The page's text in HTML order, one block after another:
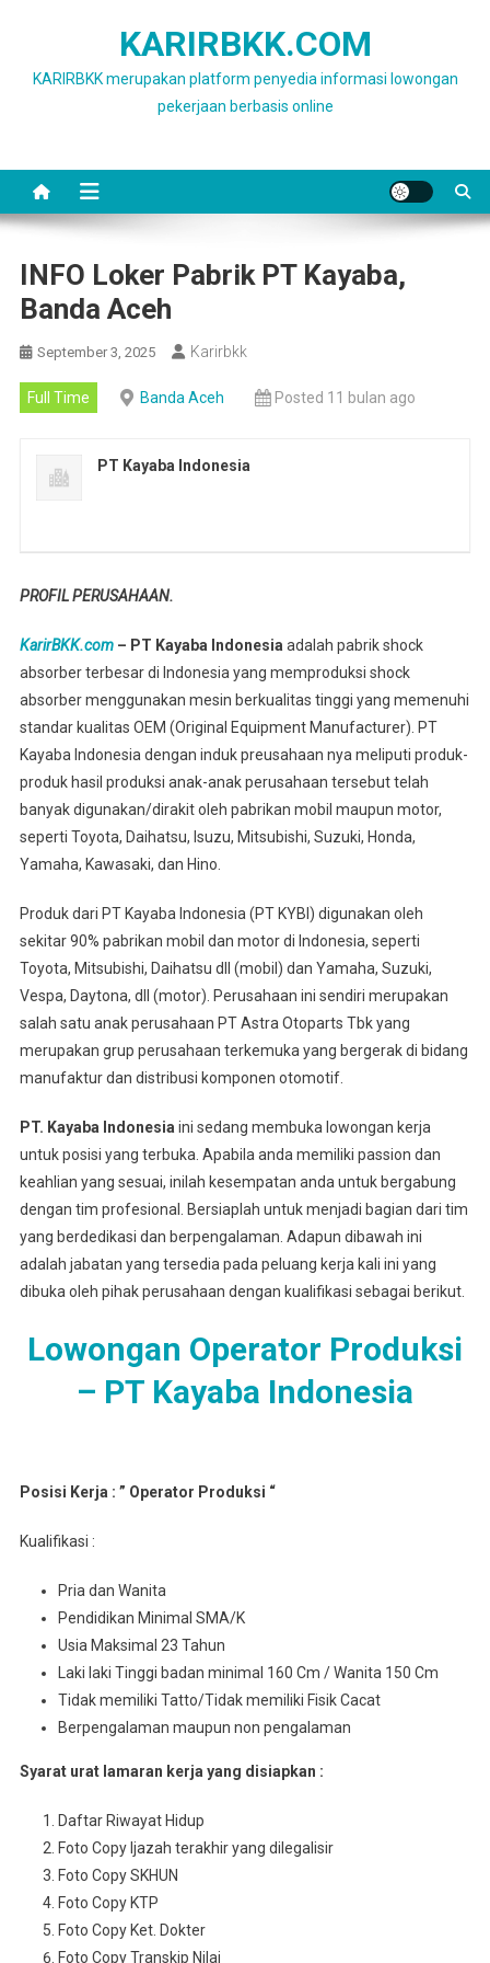
KARIRBKK.COM
KARIRBKK merupakan platform penyedia informasi lowongan
pekerjaan berbasis online
INFO Loker Pabrik PT Kayaba,
Banda Aceh
September 3, 2025 Karirbkk
Full Time Banda Aceh Posted 11 bulan ago
PT Kayaba Indonesia
PROFIL PERUSAHAAN.
KarirBKK.com– PT Kayaba Indonesia adalah pabrik shock
absorber terbesar di Indonesia yang memproduksi shock
absorber menggunakan mesin berkualitas tinggi yang memenuhi
standar kualitas OEM (Original Equipment Manufacturer). PT
Kayaba Indonesia dengan induk preusahaan nya meliputi produk-
produk hasil produksi anak-anak perusahaan tersebut telah
banyak digunakan/dirakit oleh pabrikan mobil maupun motor,
seperti Toyota, Daihatsu, Isuzu, Mitsubishi, Suzuki, Honda,
Yamaha, Kawasaki, dan Hino.
Produk dari PT Kayaba Indonesia (PT KYBI) digunakan oleh
sekitar 90% pabrikan mobil dan motor di Indonesia, seperti
Toyota, Mitsubishi, Daihatsu dll (mobil) dan Yamaha, Suzuki,
Vespa, Daytona, dll (motor). Perusahaan ini sendiri merupakan
salah satu anak perusahaan PT Astra Otoparts Tbk yang
merupakan grup perusahaan terkemuka yang bergerak di bidang
manufaktur dan distribusi komponen otomotif.
PT. Kayaba Indonesia ini sedang membuka lowongan kerja
untuk posisi yang terbuka. Apabila anda memiliki passion dan
keahlian yang sesuai, inilah kesempatan anda untuk bergabung
dengan tim profesional. Bersiaplah untuk menjadi bagian dari tim
yang berdedikasi dan berpengalaman. Adapun dibawah ini
adalah jabatan yang tersedia pada peluang kerja kali ini yang
dibuka oleh pihak perusahaan dengan kualifikasi sebagai berikut.
Lowongan Operator Produksi
– PT Kayaba Indonesia
Posisi Kerja : ” Operator Produksi “
Kualifikasi :
Pria dan Wanita
Pendidikan Minimal SMA/K
Usia Maksimal 23 Tahun
Laki laki Tinggi badan minimal 160 Cm / Wanita 150 Cm
Tidak memiliki Tatto/Tidak memiliki Fisik Cacat
Berpengalaman maupun non pengalaman
Syarat urat lamaran kerja yang disiapkan :
Daftar Riwayat Hidup
Foto Copy Ijazah terakhir yang dilegalisir
Foto Copy SKHUN
Foto Copy KTP
Foto Copy Ket. Dokter
Foto Copy Transkip Nilai